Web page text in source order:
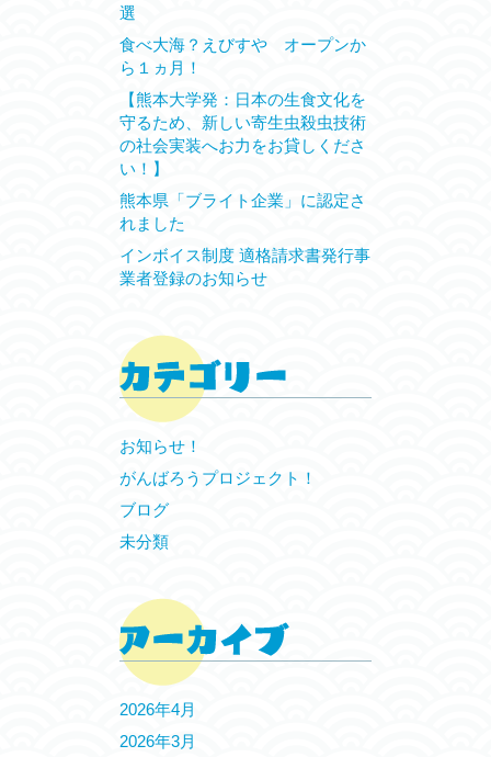
選
食べ大海？えびすや オープンか
ら１ヵ月！
【熊本大学発：日本の生食文化を
守るため、新しい寄生虫殺虫技術
の社会実装へお力をお貸しくださ
い！】
熊本県「ブライト企業」に認定さ
れました
インボイス制度 適格請求書発行事
業者登録のお知らせ
お知らせ！
がんばろうプロジェクト！
ブログ
未分類
2026年4月
2026年3月